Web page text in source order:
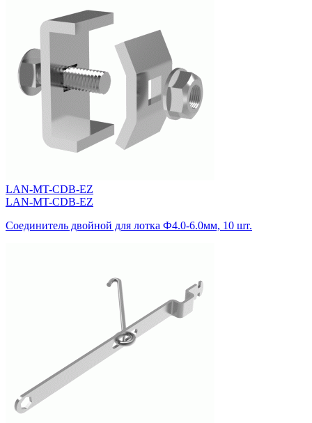
LAN-MT-CDB-EZ
LAN-MT-CDB-EZ
Соединитель двойной для лотка Ф4.0-6.0мм, 10 шт.